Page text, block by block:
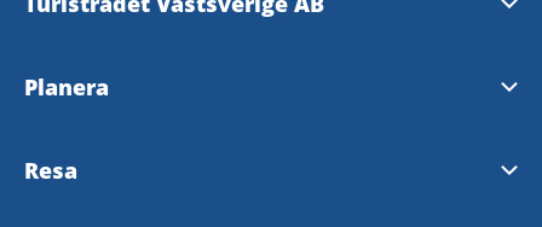
Tipsa om evenemang
Planera
Nyhetsbrev från Västsverige
Resa